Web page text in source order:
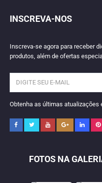
INSCREVA-NOS
Inscreva-se agora para receber
produtos, além de ofertas
Obtenha as últimas atualizações
FOTOS NA